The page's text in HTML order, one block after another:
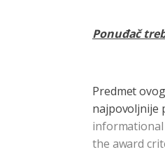
Ponuđač
Predmet
najpovoljnije
informational
the award